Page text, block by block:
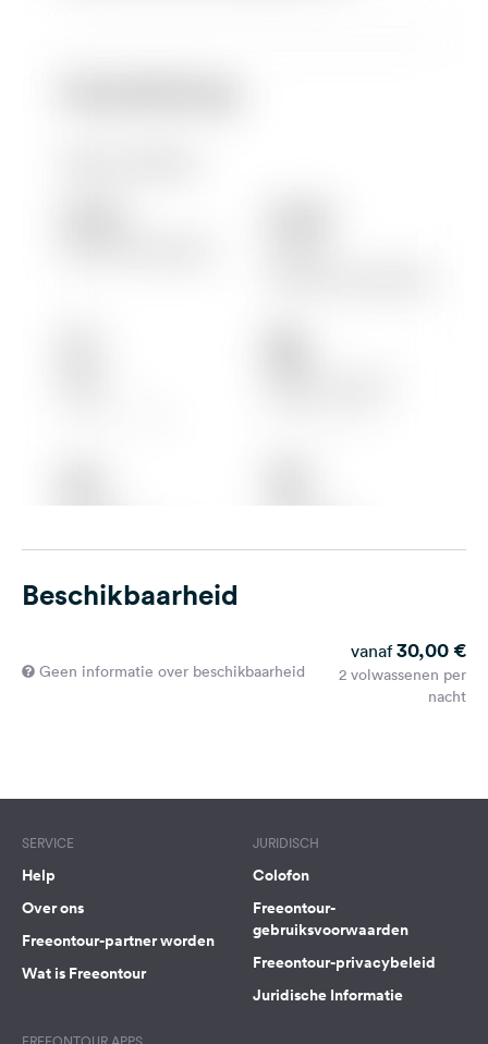
Beschikbaarheid
Geen informatie over beschikbaarheid
vanaf 30,00 €
2 volwassenen per
nacht
SERVICE
Help
Over ons
Freeontour-partner worden
Wat is Freeontour
JURIDISCH
Colofon
Freeontour-
gebruiksvoorwaarden
Freeontour-privacybeleid
Juridische Informatie